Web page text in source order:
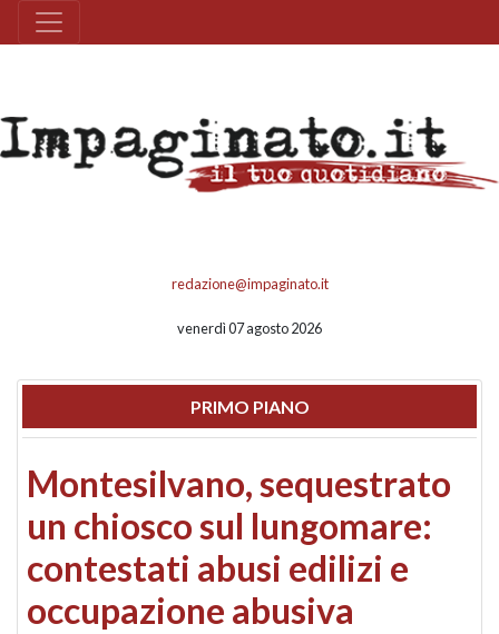
redazione@impaginato.it
venerdì 07 agosto 2026
PRIMO PIANO
Montesilvano, sequestrato
un chiosco sul lungomare:
contestati abusi edilizi e
occupazione abusiva